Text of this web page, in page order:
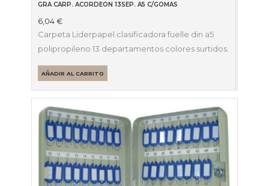
GRA CARP. ACORDEON 13SEP. A5 C/GOMAS
6,04€
Carpeta Liderpapel clasificadora fuelle din a5
polipropileno 13 departamentos colores surtidos.
AÑADIR AL CARRITO